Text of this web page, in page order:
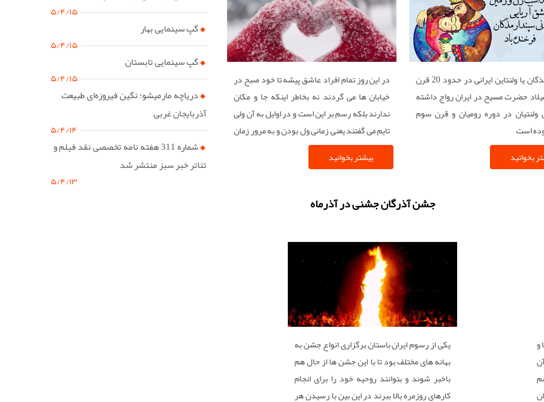
بتوانیم آجیل نوروزی بخوریم .
سپندارمذگان یا ولنتاین ایرانی در حدود 20 قرن
حضرت مسیح در ایران رواج داشته
در دوره رومیان و قرن سوم
است
بخوانید
در این روز تمام افراد عاشق پیشه تا خود صبح در
خیابان ها می گردند نه بخاطر اینکه جا و مکان
ندارند بلکه رسم بر این است و در اوایل به آن ولی
تایم می گفتند یعنی زمانی ول بودن و به مرور زمان
و مخالفت خانواده ها با این حرکت سخیف اسمش را
ولنتاین گذاشتند
بیشتر بخوانید
و
جشن آذرگان جشنی در آذرماه
یکی از رسوم ایران باستان برگزاری انواع جشن به
بهانه های مختلف بود تا با این جشن ها از حال هم
باخبر شوند و بتوانند روحیه خود را برای انجام
کارهای روزمره بالا ببرند در این بین با رسیدن هر
۵/۴/۱۵
گپ سینمایی بهار
۵/۴/۱۵
گپ سینمایی تابستان
۵/۴/۱۵
دریاچه مارمیشو؛ نگین فیروزه‌ای طبیعت
آذربایجان غربی
۵/۴/۱۴
شماره 311 هفته نامه تخصصی نقد فیلم و
تئاتر خبر سبز منتشر شد
۵/۴/۱۳